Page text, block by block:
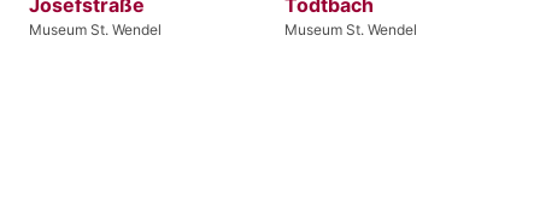
Museum St. Wendel Museum St. Wendel